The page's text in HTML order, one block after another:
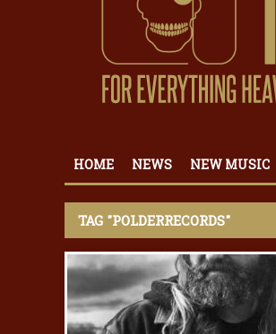
HOME NEWS NEW MUSIC
TAG "POLDERRECORDS"